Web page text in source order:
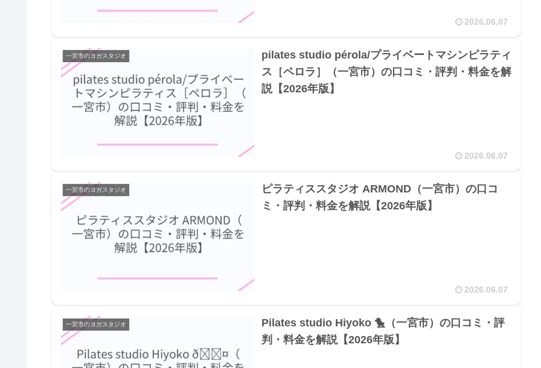
2026.06.07
一宮市のヨガスタジオ
pilates studio pérola/プライベートマシンピラティ
ス［ペロラ］（一宮市）の口コミ・評判・料金を解
説【2026年版】
2026.06.07
一宮市のヨガスタジオ
ピラティススタジオ ARMOND（一宮市）の口コ
ミ・評判・料金を解説【2026年版】
2026.06.07
一宮市のヨガスタジオ
Pilates studio Hiyoko 🐤（一宮市）の口コミ・評
判・料金を解説【2026年版】